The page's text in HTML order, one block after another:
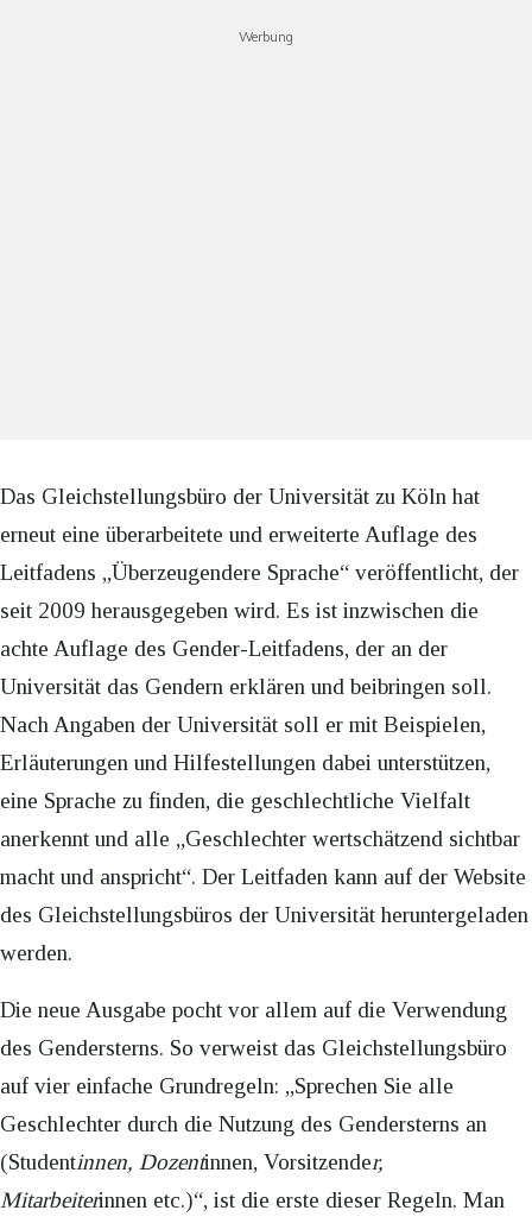
Werbung
Das Gleichstellungsbüro der Universität zu Köln hat
erneut eine überarbeitete und erweiterte Auflage des
Leitfadens „Überzeugendere Sprache“ veröffentlicht, der
seit 2009 herausgegeben wird. Es ist inzwischen die
achte Auflage des Gender-Leitfadens, der an der
Universität das Gendern erklären und beibringen soll.
Nach Angaben der Universität soll er mit Beispielen,
Erläuterungen und Hilfestellungen dabei unterstützen,
eine Sprache zu finden, die geschlechtliche Vielfalt
anerkennt und alle „Geschlechter wertschätzend sichtbar
macht und anspricht“. Der Leitfaden kann auf der Website
des Gleichstellungsbüros der Universität heruntergeladen
werden.
Die neue Ausgabe pocht vor allem auf die Verwendung
des Gendersterns. So verweist das Gleichstellungsbüro
auf vier einfache Grundregeln: „Sprechen Sie alle
Geschlechter durch die Nutzung des Gendersterns an
(Studentinnen, Dozentinnen, Vorsitzender,
Mitarbeiterinnen etc.)“, ist die erste dieser Regeln. Man